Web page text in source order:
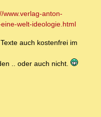
www.verlag-anton-
welt-ideologie.html
auch kostenfrei im
.. oder auch nicht.